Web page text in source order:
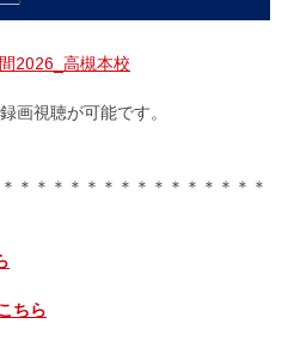
2026_高槻本校
画視聴が可能です。
＊＊＊＊＊＊＊＊＊＊＊＊＊＊＊
ちら